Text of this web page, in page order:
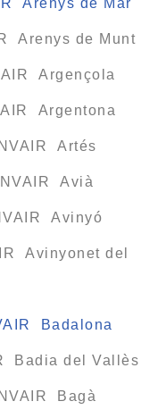
Arenys de Munt
Argençola
Argentona
Artés
Avià
Avinyó
Avinyonet del
Badalona
Badia del Vallès
Bagà